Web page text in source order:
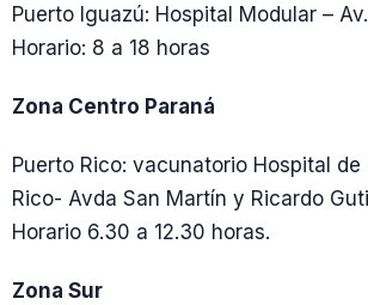
Puerto Iguazú: Hospital Modular –
Horario: 8 a 18 horas
Zona Centro Paraná
Puerto Rico: vacunatorio Hospital de
Rico- Avda San Martín y Ricardo
Horario 6.30 a 12.30 horas.
Zona Sur